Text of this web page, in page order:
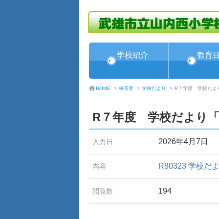
学校紹介 教育
HOME > 校長室 > 学校だより > R７年度 学校だよ
R７年度 学校だより
入力日 2026年4月7日
内容 R80323 学校だ
閲覧数 194